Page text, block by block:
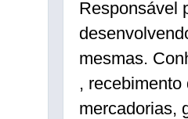
Responsável
mesmas.
, recebimento
mercadorias,